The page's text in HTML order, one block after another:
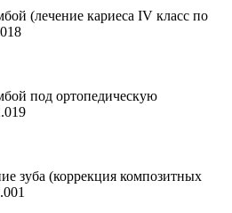
(лечение кариеса IV класс по
под ортопедическую
зуба (коррекция композитных